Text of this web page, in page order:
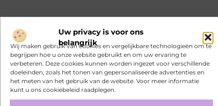
Uw privacy is voor ons
belangrijk
Wij maken gebruik van cookies en vergelijkbare technologieën om te
begrijpen hoe u onze website gebruikt en om uw ervaring te
verbeteren. Deze cookies kunnen worden ingezet voor verschillende
doeleinden, zoals het tonen van gepersonaliseerde advertenties en
het meten van het gebruik van de website. Voor meer informatie
kunt u ons cookiebeleid raadplegen.